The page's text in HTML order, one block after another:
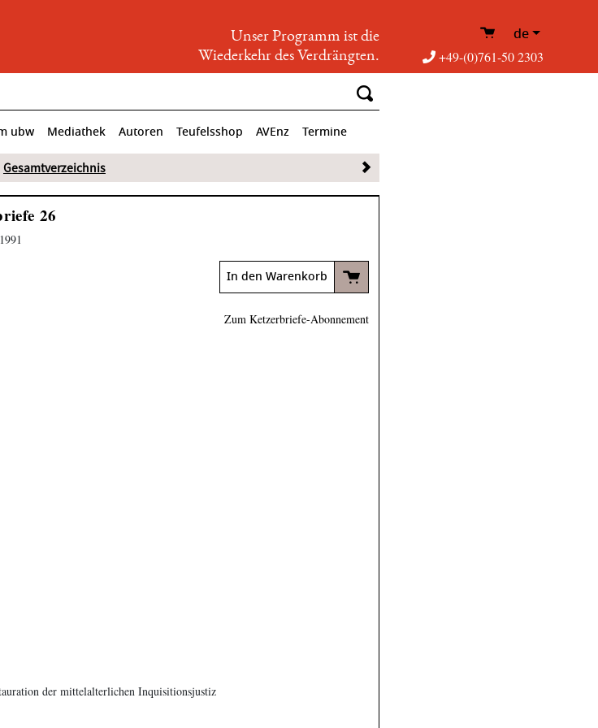
Unser Programm ist die
Wiederkehr des Verdrängten.
de
+49-(0)761-50 2303
ubw Mediathek Autoren Teufelsshop AVEnz Termine
Gesamtverzeichnis
26
In den Warenkorb
Zum Ketzerbriefe-Abonnement
der mittelalterlichen Inquisitionsjustiz